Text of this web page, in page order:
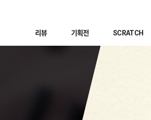
리뷰 기획전 SCRATCH